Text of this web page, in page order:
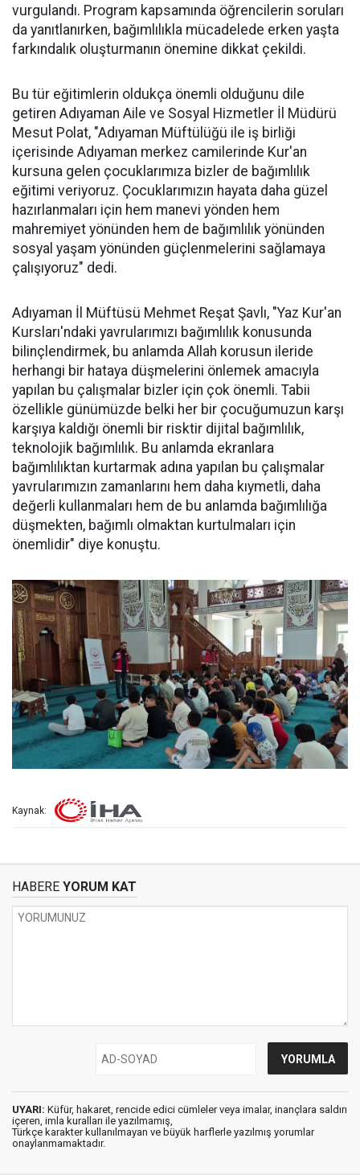
vurgulandı. Program kapsamında öğrencilerin soruları
da yanıtlanırken, bağımlılıkla mücadelede erken yaşta
farkındalık oluşturmanın önemine dikkat çekildi.
Bu tür eğitimlerin oldukça önemli olduğunu dile
getiren Adıyaman Aile ve Sosyal Hizmetler İl Müdürü
Mesut Polat, "Adıyaman Müftülüğü ile iş birliği
içerisinde Adıyaman merkez camilerinde Kur'an
kursuna gelen çocuklarımıza bizler de bağımlılık
eğitimi veriyoruz. Çocuklarımızın hayata daha güzel
hazırlanmaları için hem manevi yönden hem
mahremiyet yönünden hem de bağımlılık yönünden
sosyal yaşam yönünden güçlenmelerini sağlamaya
çalışıyoruz" dedi.
Adıyaman İl Müftüsü Mehmet Reşat Şavlı, "Yaz Kur'an
Kursları'ndaki yavrularımızı bağımlılık konusunda
bilinçlendirmek, bu anlamda Allah korusun ileride
herhangi bir hataya düşmelerini önlemek amacıyla
yapılan bu çalışmalar bizler için çok önemli. Tabii
özellikle günümüzde belki her bir çocuğumuzun karşı
karşıya kaldığı önemli bir risktir dijital bağımlılık,
teknolojik bağımlılık. Bu anlamda ekranlara
bağımlılıktan kurtarmak adına yapılan bu çalışmalar
yavrularımızın zamanlarını hem daha kıymetli, daha
değerli kullanmaları hem de bu anlamda bağımlılığa
düşmekten, bağımlı olmaktan kurtulmaları için
önemlidir" diye konuştu.
Kaynak:
HABERE YORUM KAT
UYARI: Küfür, hakaret, rencide edici cümleler veya imalar, inançlara saldırı
içeren, imla kuralları ile yazılmamış,
Türkçe karakter kullanılmayan ve büyük harflerle yazılmış yorumlar
onaylanmamaktadır.